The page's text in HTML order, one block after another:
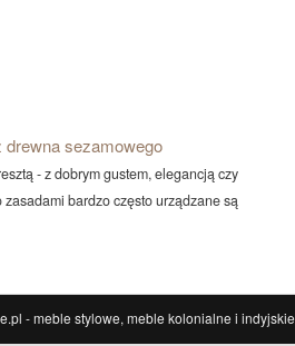
sezamowego
- z dobrym gustem, elegancją czy
bardzo często urządzane są
- meble stylowe, meble kolonialne i indyjskie